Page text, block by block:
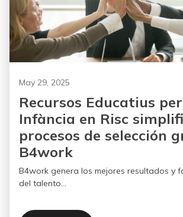
May 29, 2025
Recursos Educatius
Infància en Risc
procesos de selección
B4work
B4work genera los mejores resultados y
del talento...